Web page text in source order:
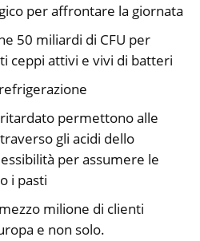
per affrontare la giornata
50 miliardi di CFU per
ceppi attivi e vivi di batteri
permettono alle
gli acidi dello
per assumere le
i pasti
milione di clienti
e non solo.